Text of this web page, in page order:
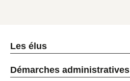
Les élus
Démarches administratives